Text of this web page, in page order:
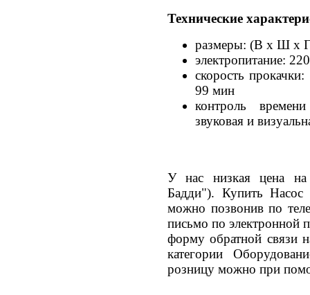
Технические
размеры: (В х Ш х
электропитание:
скорость
99 мин
контроль
звуковая и
У нас низкая цена
Бадди"). Купить
можно позвонив по
письмо по электронной
форму обратной связи
категории
розницу можно при